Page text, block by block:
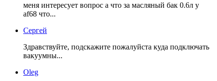
меня интересует вопрос а что за масляный бак 0.6л у
af68 что...
Сергей
Здравствуйте, подскажите пожалуйста куда подключать
вакуумны...
Oleg